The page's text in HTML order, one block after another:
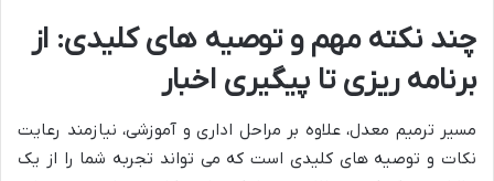
چند نکته مهم و توصیه های کلیدی: از
برنامه ریزی تا پیگیری اخبار
مسیر ترمیم معدل، علاوه بر مراحل اداری و آموزشی، نیازمند رعایت
نکات و توصیه های کلیدی است که می تواند تجربه شما را از یک